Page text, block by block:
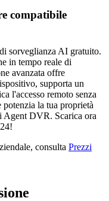
compatibile
sorveglianza AI gratuito.
in tempo reale di
avanzata offre
supporta un
l'accesso remoto senza
la tua proprietà
Agent DVR. Scarica ora
consulta Prezzi